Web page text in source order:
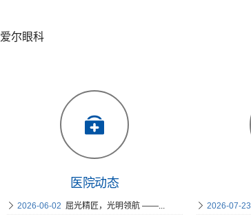
爱尔眼科
医院动态
2026-06-02 屈光精匠，光明领航 ——... 2026-07-23